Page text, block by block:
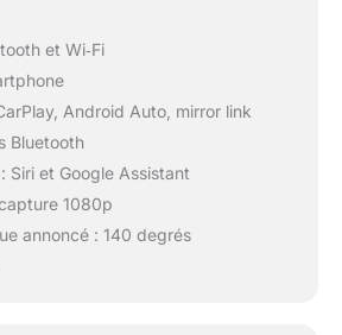
et Wi‑Fi
Android Auto, mirror link
Bluetooth
Siri et Google Assistant
1080p
annoncé : 140 degrés